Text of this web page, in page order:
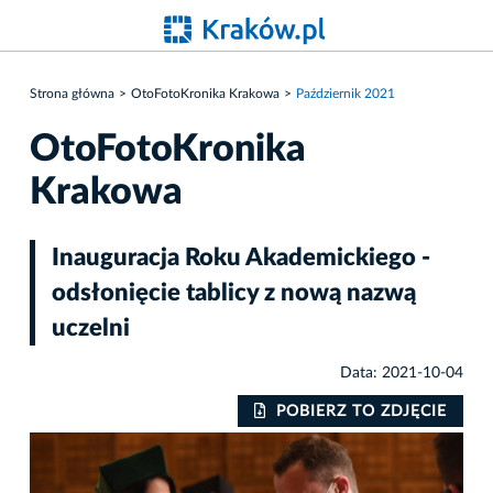
Strona główna OtoFotoKronika Krakowa Październik 2021
OtoFotoKronika
Krakowa
Inauguracja Roku Akademickiego -
odsłonięcie tablicy z nową nazwą
uczelni
Data: 2021-10-04
POBIERZ TO ZDJĘCIE